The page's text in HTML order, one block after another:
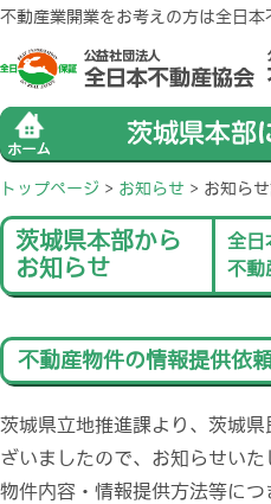
不動産業開業をお考えの方は全日本
トップページ > お知らせ > お知ら
茨城県本部から
お知らせ
全日
不動
不動産物件の情報提供依
茨城県立地推進課より、茨城
ざいましたので、お知らせいた
物件内容・情報提供方法等に